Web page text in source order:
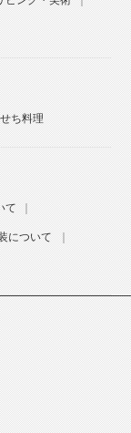
ち料理
て
について